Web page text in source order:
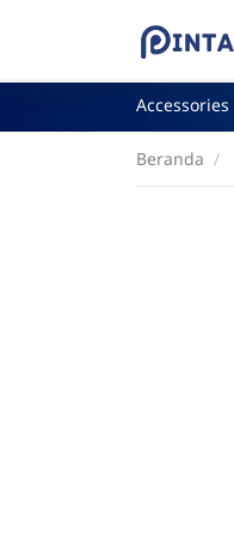
Accessories
Beranda